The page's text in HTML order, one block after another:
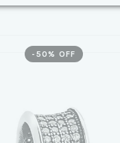
- 50 % OFF